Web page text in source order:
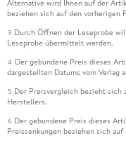
Alternative wird Ihnen auf der
beziehen sich auf den vorherigen
3 Durch Öffnen der Leseprobe
Leseprobe übermittelt werden.
4 Der gebundene Preis dieses
dargestellten Datums vom Verlag
5 Der Preisvergleich bezieht sich
Herstellers.
6 Der gebundene Preis dieses
Preissenkungen beziehen sich